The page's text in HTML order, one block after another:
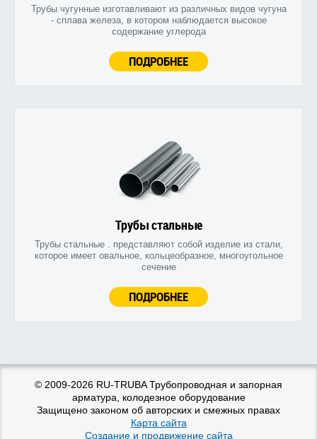
Трубы чугунные изготавливают из различных видов чугуна
- сплава железа, в котором наблюдается высокое
содержание углерода
ПОДРОБНЕЕ
Трубы стальные
Трубы стальные . представляют собой изделие из стали,
которое имеет овальное, кольцеобразное, многоугольное
сечение
ПОДРОБНЕЕ
© 2009-2026 RU-TRUBA Трубопроводная и запорная
арматура, колодезное оборудование
Защищено законом об авторских и смежных правах
Карта сайта
Создание и продвижение сайта